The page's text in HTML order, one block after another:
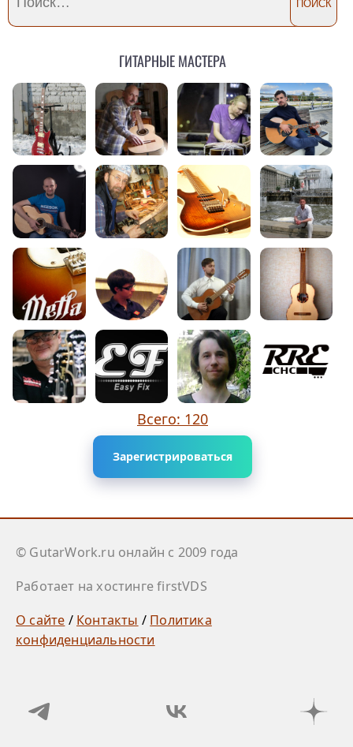
Гитарные мастера
Всего: 120
Зарегистрироваться
© GutarWork.ru онлайн c 2009 года
Работает на хостинге firstVDS
О сайте / Контакты / Политика
конфиденциальности